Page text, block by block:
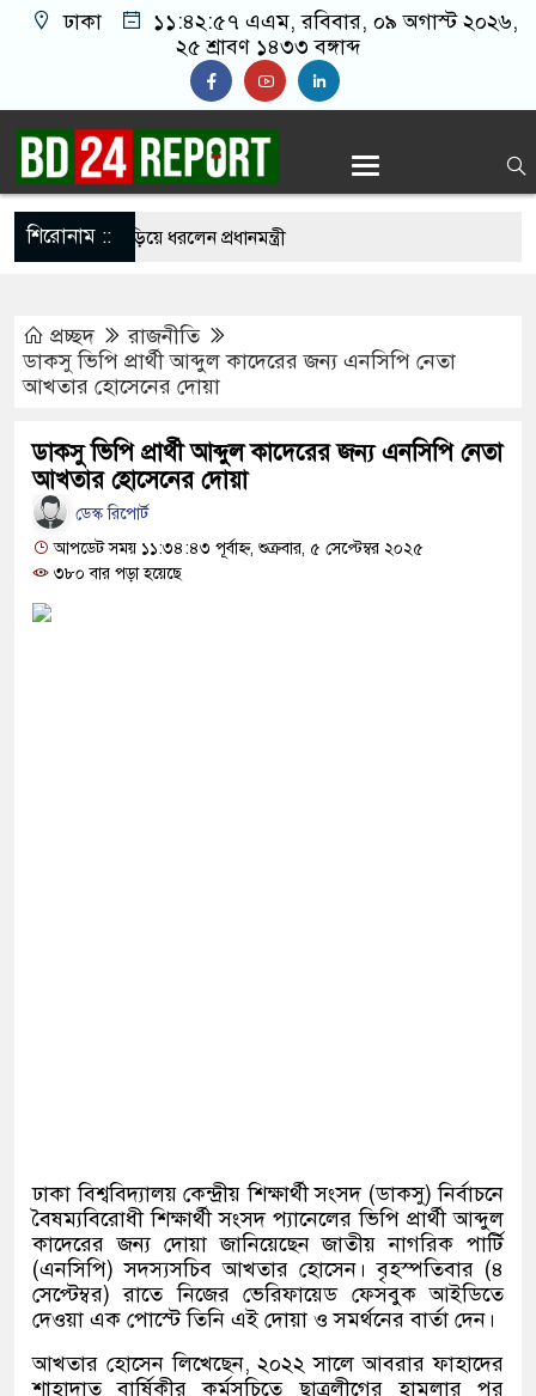
ঢাকা ১১:৪২:৫৮ এএম, রবিবার, ০৯ অগাস্ট ২০২৬,
২৫ শ্রাবণ ১৪৩৩ বঙ্গাব্দ
শিরোনাম ::
বুকে জড়িয়ে ধরলেন প্রধানমন্ত্রী
পড়ে নিজ দেশেই অনিশ্চয়তায় ট্রাম্প
বি’রু’দ্ধে এবার নতুন অভি/যোগ
দল হাসিনার ভাষায় কথা বলছে: মির্জা ফখরুল
প্রধানমন্ত্রী
অভিনয় ছেড়ে দিয়েছেন হাসান মাসুদ
সার্জনকে বদলি , দুই ঘণ্টায় সিদ্ধান্ত প্রত্যাহার
প্রচ্ছদ
রাজনীতি
ডাকসু ভিপি প্রার্থী আব্দুল কাদেরের জন্য এনসিপি নেতা
আখতার হোসেনের দোয়া
ডাকসু ভিপি প্রার্থী আব্দুল কাদেরের জন্য এনসিপি নেতা
আখতার হোসেনের দোয়া
ডেস্ক রিপোর্ট
আপডেট সময় ১১:৩৪:৪৩ পূর্বাহ্ন, শুক্রবার, ৫ সেপ্টেম্বর ২০২৫
৩৮০ বার পড়া হয়েছে
ঢাকা বিশ্ববিদ্যালয় কেন্দ্রীয় শিক্ষার্থী সংসদ (ডাকসু) নির্বাচনে
বৈষম্যবিরোধী শিক্ষার্থী সংসদ প্যানেলের ভিপি প্রার্থী আব্দুল
কাদেরের জন্য দোয়া জানিয়েছেন জাতীয় নাগরিক পার্টি
(এনসিপি) সদস্যসচিব আখতার হোসেন। বৃহস্পতিবার (৪
সেপ্টেম্বর) রাতে নিজের ভেরিফায়েড ফেসবুক আইডিতে
দেওয়া এক পোস্টে তিনি এই দোয়া ও সমর্থনের বার্তা দেন।
আখতার হোসেন লিখেছেন, ২০২২ সালে আবরার ফাহাদের
শাহাদাত বার্ষিকীর কর্মসূচিতে ছাত্রলীগের হামলার পর